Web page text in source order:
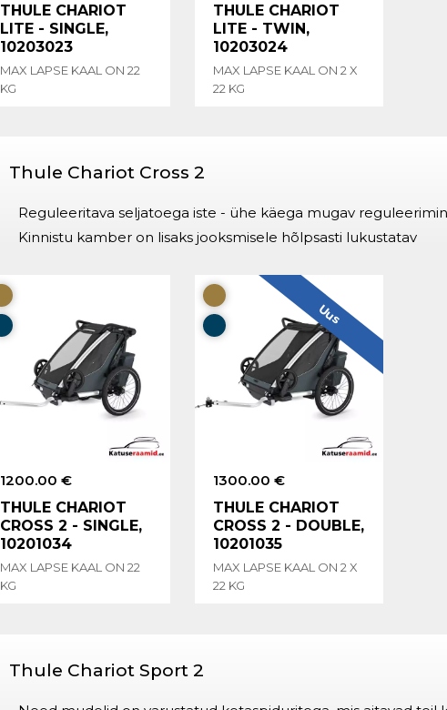
THULE CHARIOT
LITE - SINGLE,
10203023
MAX LAPSE KAAL ON 22
KG
THULE CHARIOT
LITE - TWIN,
10203024
MAX LAPSE KAAL ON 2 X
22 KG
Thule Chariot Cross 2
Reguleeritava seljatoega iste - ühe käega mugav
Kinnistu kamber on lisaks jooksmisele hõlpsasti lukustatav
1200.00 €
THULE CHARIOT
CROSS 2 - SINGLE,
10201034
MAX LAPSE KAAL ON 22
KG
1300.00 €
THULE CHARIOT
CROSS 2 - DOUBLE,
10201035
MAX LAPSE KAAL ON 2 X
22 KG
Uus
Thule Chariot Sport 2